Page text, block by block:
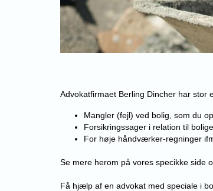
Advokatfirmaet Berling Dincher har stor
Mangler (fejl) ved bolig, som du
Forsikringssager i relation til
For høje håndværker-regninger
Se mere herom på vores specikke side
Få hjælp af en advokat med speciale i